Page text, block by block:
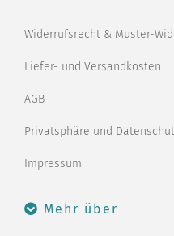
Widerrufsrecht & Muster-
Liefer- und Versandkosten
AGB
Privatsphäre und
Impressum
Mehr über